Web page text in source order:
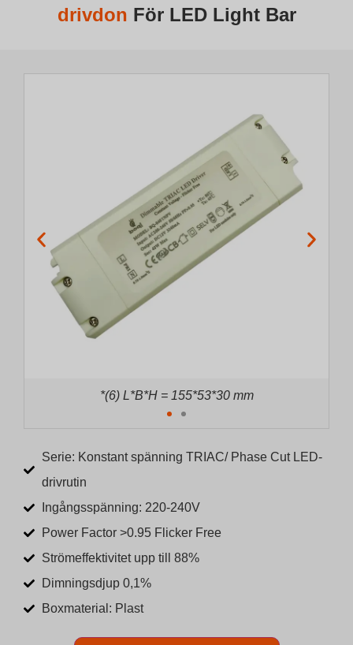
drivdon För LED Light Bar
*(7) L*B*H = 175*56*31 mm
Serie: Konstant spänning TRIAC/ Phase Cut LED-
drivrutin
Ingångsspänning: 220-240V
Power Factor >0.95 Flicker Free
Strömeffektivitet upp till 88%
Dimningsdjup 0,1%
Boxmaterial: Plast